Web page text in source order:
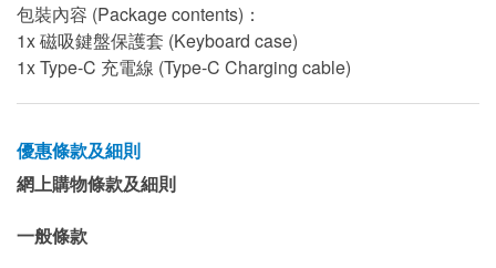
包裝內容 (Package contents)：
1x 磁吸鍵盤保護套 (Keyboard case)
1x Type-C 充電線 (Type-C Charging cable)
優惠條款及細則
網上購物條款及細則
一般條款